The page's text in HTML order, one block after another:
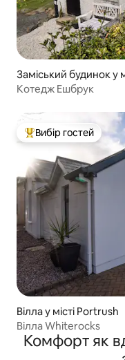
Заміський будинок у
Котедж Ешбрук
Топ вибір гостей
Вибір гостей
Вілла у місті Portrush
Вілла Whiterocks
Комфорт як